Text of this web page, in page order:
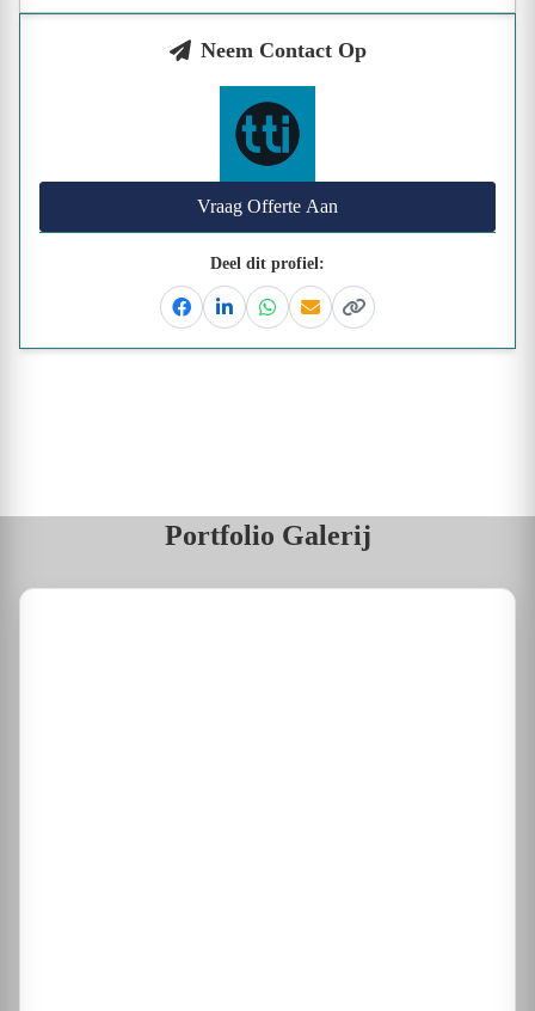
Neem Contact Op
Vraag Offerte Aan
Deel dit profiel:
FacebookLinkedinWhatsapp
EmailKopieer link
Portfolio Galerij